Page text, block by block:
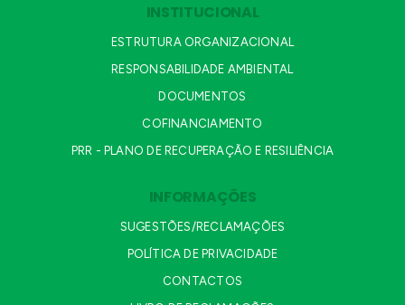
INSTITUCIONAL
ESTRUTURA ORGANIZACIONAL
RESPONSABILIDADE AMBIENTAL
DOCUMENTOS
COFINANCIAMENTO
PRR - PLANO DE RECUPERAÇÃO E RESILIÊNCIA
INFORMAÇÕES
SUGESTÕES/RECLAMAÇÕES
POLÍTICA DE PRIVACIDADE
CONTACTOS